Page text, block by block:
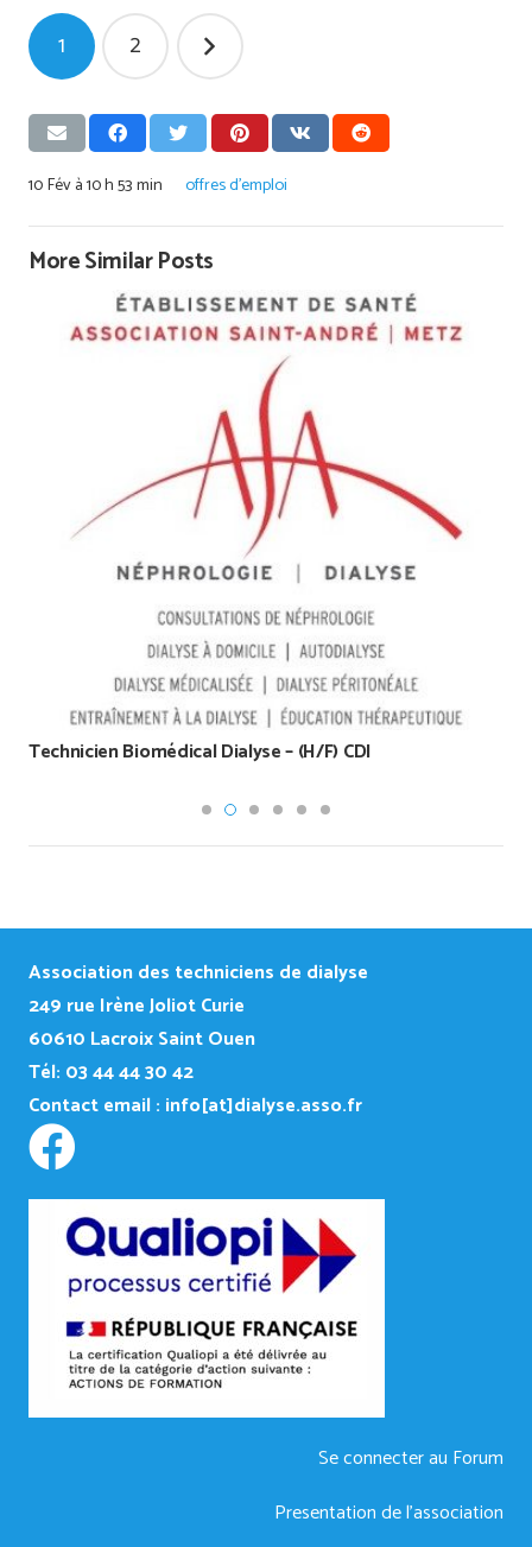
Pagination
des
publications
1 2
10 Fév à 10 h 53 min offres d'emploi
More Similar Posts
Technicien Biomédical Dialyse – (H/F) CDI
Association des techniciens de dialyse
249 rue Irène Joliot Curie
60610 Lacroix Saint Ouen
Tél: 03 44 44 30 42
Contact email : info[at]dialyse.asso.fr
Se connecter au Forum
Presentation de l’association